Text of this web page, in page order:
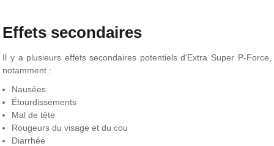
Effets secondaires
Il y a plusieurs effets secondaires potentiels d'Extra Super P-Force,
notamment :
Nausées
Étourdissements
Mal de tête
Rougeurs du visage et du cou
Diarrhée